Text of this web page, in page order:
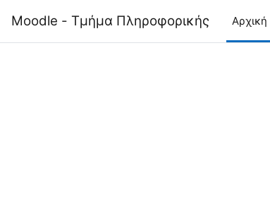
Moodle - Τμήμα Πληροφορικής Αρχική